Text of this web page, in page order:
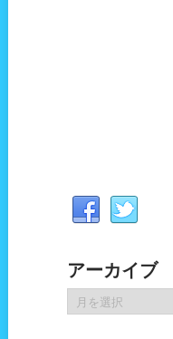
アーカイブ
ー